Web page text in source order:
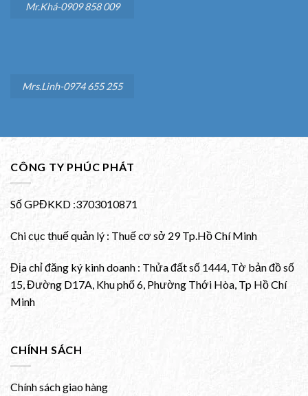
Mr.Khá-0909 858 009
Mrs.Linh-0974 655 255
CÔNG TY PHÚC PHÁT
Số GPĐKKD :3703010871
Chi cục thuế quản lý : Thuế cơ sở 29 Tp.Hồ Chí Minh
Địa chỉ đăng ký kinh doanh : Thửa đất số 1444, Tờ bản đồ số
15, Đường D17A, Khu phố 6, Phường Thới Hòa, Tp Hồ Chí
Minh
CHÍNH SÁCH
Chính sách giao hàng